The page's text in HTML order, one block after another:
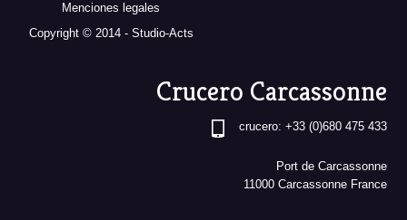
Menciones legales
Copyright © 2014 - Studio-Acts
Crucero Carcassonne
crucero: +33 (0)680 475 433
Port de Carcassonne
11000 Carcassonne France